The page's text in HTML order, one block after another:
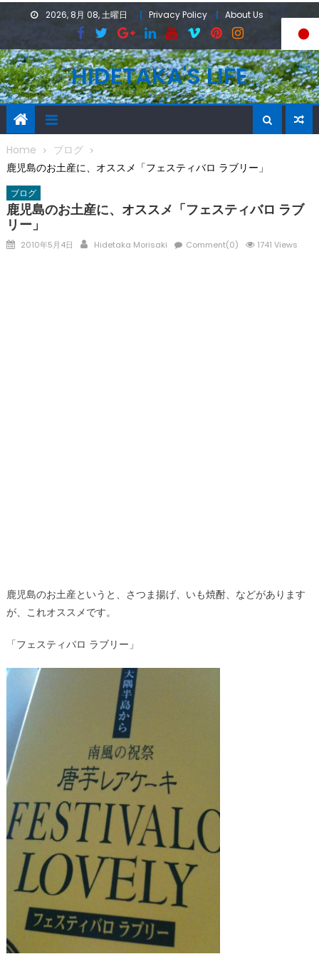
2026, 8月 08, 土曜日 Privacy Policy About Us
HIDETAKA'S LIFE
Home
ブログ
鹿児島のお土産に、オススメ「フェスティバロ ラブリー」
ブログ
鹿児島のお土産に、オススメ「フェスティバロ ラブ
リー」
Posted
2010年5月4日 Author
Hidetaka Morisaki Comment(0) 1741 Views
鹿児島のお土産というと、さつま揚げ、いも焼酎、などがあります
が、これオススメです。
「フェスティバロ ラブリー」